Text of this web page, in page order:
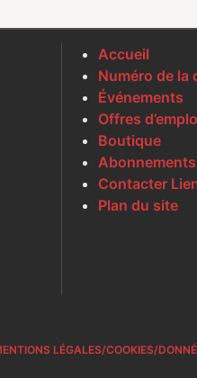
Accueil
Numéro de la
Événements
Offres
Boutique
Abonnements
Contacter
Plan du site
LÉGALES/COOKIES/